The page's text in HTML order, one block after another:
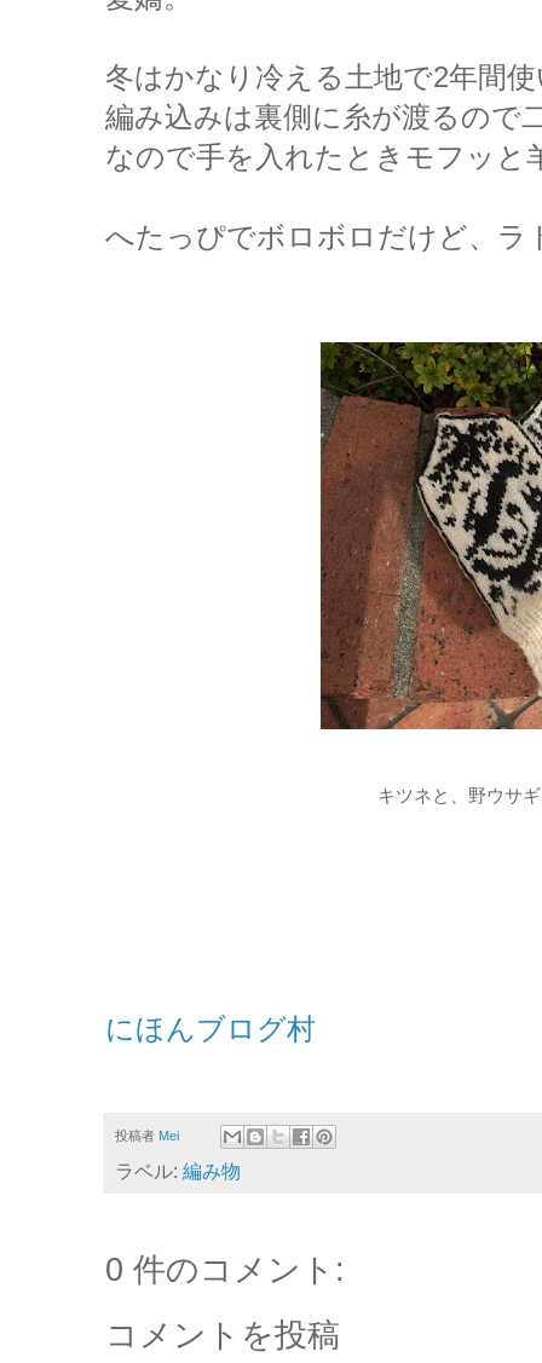
冬はかなり冷える土地で2年間
編み込みは裏側に糸が渡るので
なので手を入れたときモフッと
へたっぴでボロボロだけど、ラ
キツネと、野ウサ
にほんブログ村
投稿者 Mei
ラベル: 編み物
0 件のコメント:
コメントを投稿